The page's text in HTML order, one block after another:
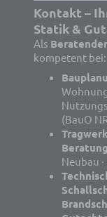
Kontakt –
Statik &
Als
kompetent bei:
(BauO
Beratung
Neubau